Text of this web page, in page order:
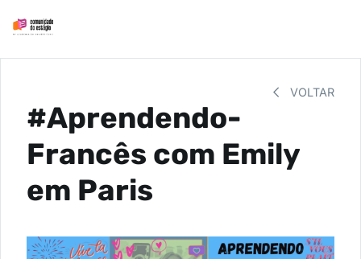
VOLTAR
#Aprendendo-
Francês com Emily
em Paris